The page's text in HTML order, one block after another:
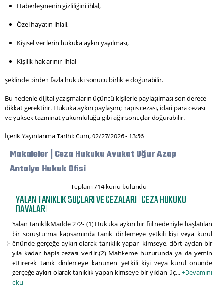
Haberleşmenin gizliliğini ihlal,
Özel hayatın ihlali,
Kişisel verilerin hukuka aykırı yayılması,
Kişilik haklarının ihlali
şeklinde birden fazla hukuki sonucu birlikte doğurabilir.
Bu nedenle dijital yazışmaların üçüncü kişilerle paylaşılması son derece
dikkat gerektirir. Hukuka aykırı paylaşım; hapis cezası, idari para cezası
ve yüksek tazminat yükümlülüğü gibi ağır sonuçlar doğurabilir.
İçerik Yayınlanma Tarihi: Cum, 02/27/2026 - 13:56
Makaleler | Ceza Hukuku Avukat Uğur Azap
Antalya Hukuk Ofisi
Toplam 714 konu bulundu
YALAN TANIKLIK SUÇLARI VE CEZALARI | CEZA HUKUKU
DAVALARI
Yalan tanıklıkMadde 272- (1) Hukuka aykırı bir fiil nedeniyle başlatılan
bir soruşturma kapsamında tanık dinlemeye yetkili kişi veya kurul
önünde gerçeğe aykırı olarak tanıklık yapan kimseye, dört aydan bir
yıla kadar hapis cezası verilir.(2) Mahkeme huzurunda ya da yemin
ettirerek tanık dinlemeye kanunen yetkili kişi veya kurul önünde
gerçeğe aykırı olarak tanıklık yapan kimseye bir yıldan üç...+Devamını
oku